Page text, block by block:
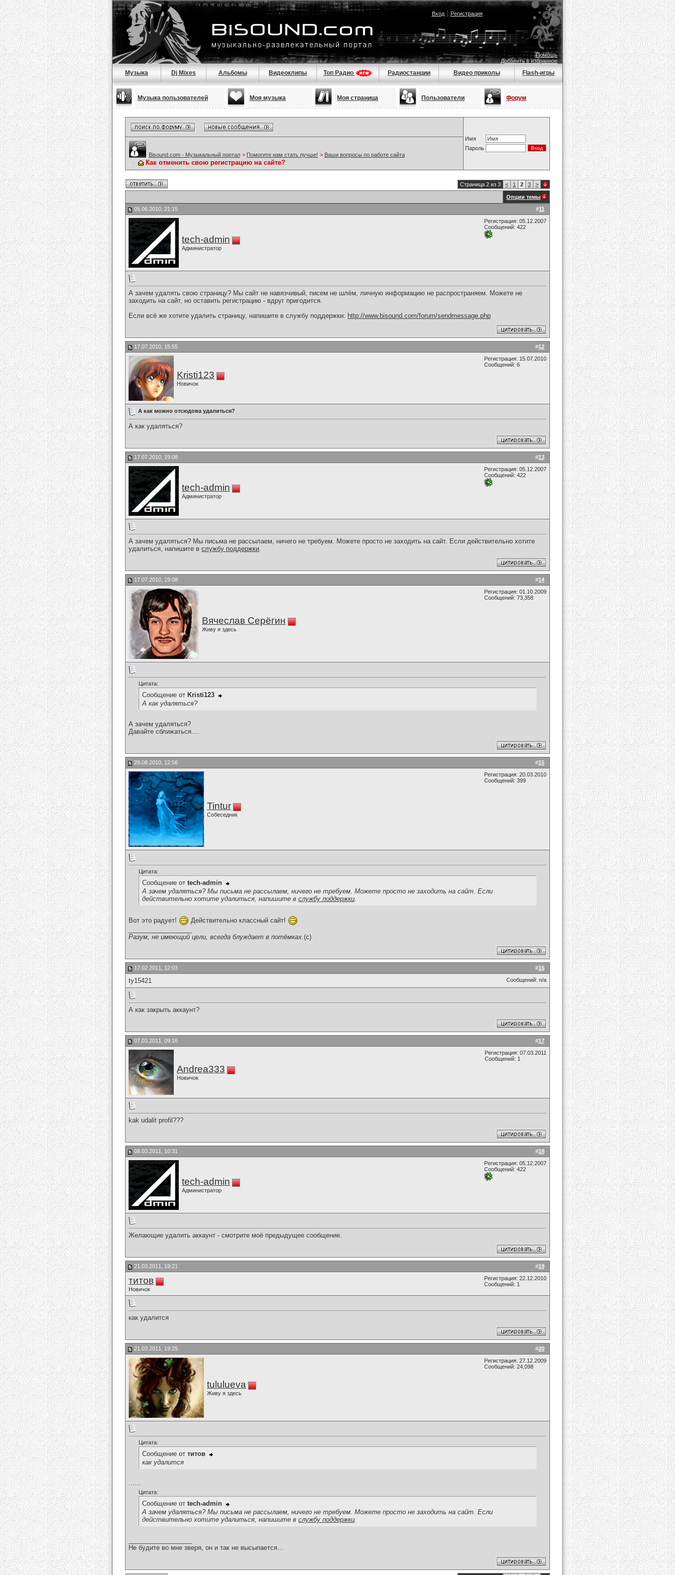
Вход| Регистрация
Помощь
Добавить в избранное
Музыка Dj Mixes Альбомы Видеоклипы Топ Радио Радиостанции Видео приколы Flash-игры
Музыка пользователей Моя музыка Моя страница Пользователи Форум
Имя
Пароль
Bisound.com - Музыкальный портал > Помогите нам стать лучше! > Ваши вопросы по работе сайта
Как отменить свою регистрацию на сайте?
Страница 2 из 3 < 1 2 3 >
Опции темы
#11
05.06.2010, 21:15
tech-admin
Администратор
Регистрация: 05.12.2007
Сообщений: 422
А зачем удалять свою страницу? Мы сайт не навязчивый, писем не шлём, личную информацию не распространяем. Можете не
заходить на сайт, но оставить регистрацию - вдруг пригодится.
Если всё же хотите удалить страницу, напишите в службу поддержки: http://www.bisound.com/forum/sendmessage.php
#12
17.07.2010, 15:55
Kristi123
Новичок
Регистрация: 15.07.2010
Сообщений: 6
А как можно отсюдова удалиться?
А как удаляться?
#13
17.07.2010, 19:08
tech-admin
Администратор
Регистрация: 05.12.2007
Сообщений: 422
А зачем удаляться? Мы письма не рассылаем, ничего не требуем. Можете просто не заходить на сайт. Если действительно хотите
удалиться, напишите в службу поддержки.
#14
17.07.2010, 19:08
Вячеслав Серёгин
Живу я здесь
Регистрация: 01.10.2009
Сообщений: 73,358
Цитата:
Сообщение от Kristi123
А как удаляться?
А зачем удаляться?
Давайте сближаться....
#15
28.08.2010, 12:56
Tintur
Собеседник
Регистрация: 20.03.2010
Сообщений: 399
Цитата:
Сообщение от tech-admin
А зачем удаляться? Мы письма не рассылаем, ничего не требуем. Можете просто не заходить на сайт. Если
действительно хотите удалиться, напишите в службу поддержки
Вот это радует!
Действительно классный сайт!
Разум, не имеющий цели, всегда блуждает в потёмках.(c)
#16
17.02.2011, 12:03
ty15421 Сообщений: n/a
А как закрыть аккаунт?
#17
07.03.2011, 09:16
Andrea333
Новичок
Регистрация: 07.03.2011
Сообщений: 1
kak udalit profil???
#18
08.03.2011, 10:31
tech-admin
Администратор
Регистрация: 05.12.2007
Сообщений: 422
Желающие удалить аккаунт - смотрите моё предыдущее сообщение.
#19
21.03.2011, 19:21
титов
Новичок
Регистрация: 22.12.2010
Сообщений: 1
как удалится
#20
21.03.2011, 19:25
tululueva
Живу я здесь
Регистрация: 27.12.2009
Сообщений: 24,098
Цитата:
Сообщение от титов
как удалится
......
Цитата:
Сообщение от tech-admin
А зачем удаляться? Мы письма не рассылаем, ничего не требуем. Можете просто не заходить на сайт. Если
действительно хотите удалиться, напишите в службу поддержки
Не будите во мне зверя, он и так не высыпается...